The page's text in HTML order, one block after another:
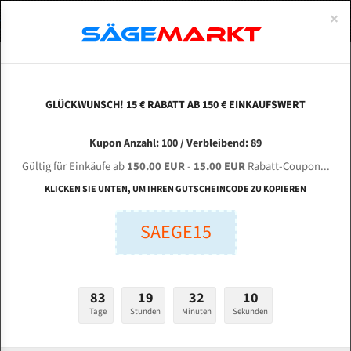
MULTICUT Machine Tools BDC - 300 NC für 4100
mm Bi-Metall Bandsägeblätter
Länge (mm):
Stärken + Zahnteilung:
mm
ABOUTS
ENGLISH
Bi-Metall Meterware
Fleischerei Bandsägeblätter
Bandmesser Glatt Meterware
Konvex Meterware
×
GLÜCKWUNSCH! 15 € RABATT AB 150 € EINKAUFSWERT
Kupon Anzahl: 100 / Verbleibend: 89
Gültig für Einkäufe ab150.00 EUR- 15.00 EURRabatt-Coupon...
KLICKEN SIE UNTEN, UM IHREN GUTSCHEINCODE ZU KOPIEREN
SAEGE15
83
Tage
19
Stunden
32
Minuten
09
Sekunden